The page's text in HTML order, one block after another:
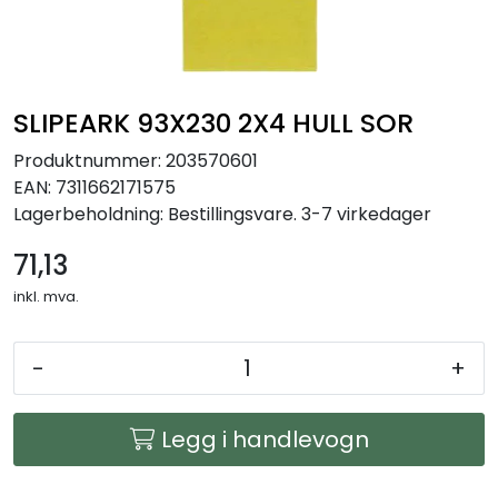
SLIPEARK 93X230 2X4 HULL SOR
Produktnummer: 203570601
EAN: 7311662171575
Lagerbeholdning: Bestillingsvare. 3-7 virkedager
71,13
inkl. mva.
- +
Legg i handlevogn